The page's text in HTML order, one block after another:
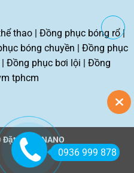
thao| Đồng phục bóng rổ|
bóng chuyền | Đồng phục
| Đồng phục bơi lội | Đồng
tphcm
Đặt may TNANO
0936 999 878